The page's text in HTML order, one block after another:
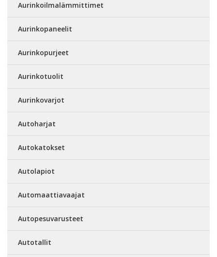
Aurinkoilmalämmittimet
Aurinkopaneelit
Aurinkopurjeet
Aurinkotuolit
Aurinkovarjot
Autoharjat
Autokatokset
Autolapiot
Automaattiavaajat
Autopesuvarusteet
Autotallit